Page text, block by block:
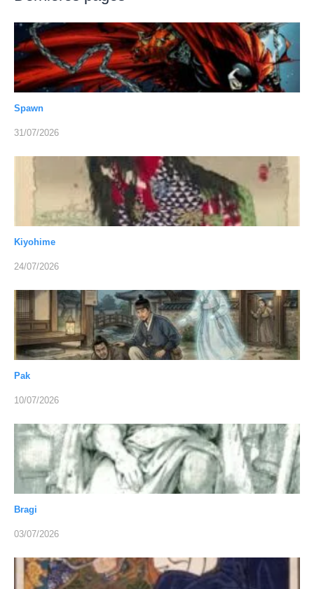
Spawn
31/07/2026
Kiyohime
24/07/2026
Pak
10/07/2026
Bragi
03/07/2026